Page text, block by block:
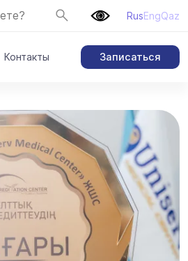
RusEngQaz
Контакты Записаться